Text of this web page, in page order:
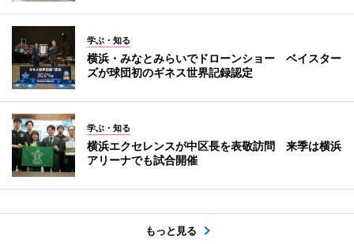
学ぶ・知る
横浜・みなとみらいでドローンショー ベイスター
ズが球団初のギネス世界記録認定
学ぶ・知る
横浜エクセレンスが中区長を表敬訪問 来季は横浜
アリーナでも試合開催
もっと見る